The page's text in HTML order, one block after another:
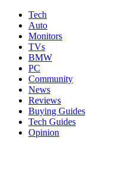
Tech
Auto
Monitors
TVs
BMW
PC
Community
News
Reviews
Buying Guides
Tech Guides
Opinion